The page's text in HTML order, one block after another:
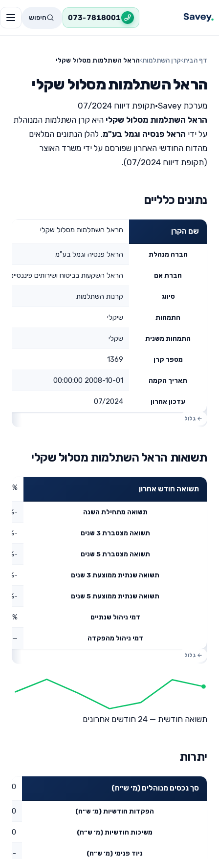
073-7818001 חיפוש
דף הבית›קרן השתלמות›הראל השתלמות מסלול שקלי
הראל השתלמות מסלול שקלי
מערכת Savey •תקופת דיווח 07/2024
הראל השתלמות מסלול שקלי היא קרן השתלמות המנוהלת
על ידי הראל פנסיה וגמל בע"מ. להלן הנתונים המלאים
מהדוח החודשי האחרון שפורסם על ידי משרד האוצר
(תקופת דיווח 07/2024).
נתונים כלליים
שם הקרן הראל השתלמות מסלול שקלי
חברה מנהלת הראל פנסיה וגמל בע"מ
חברת אם הראל השקעות בביטוח ושירותים פיננסיים
סיווג קרנות השתלמות
התמחות שיקלי
התמחות משנית שקלי
מספר קרן 1369
תאריך הקמה 2008-10-01 00:00:00
עדכון אחרון 07/2024
תשואות הראל השתלמות מסלול שקלי
תשואה חודש אחרון 0%
תשואה מתחילת השנה -1.69%
תשואה מצטברת 3 שנים -5.42%
תשואה מצטברת 5 שנים -2.18%
תשואה שנתית ממוצעת 3 שנים -1.84%
תשואה שנתית ממוצעת 5 שנים -0.44%
דמי ניהול שנתיים
דמי ניהול מהפקדה —
תשואה חודשית — 24 חודשים אחרונים
יתרות
סך נכסים מנוהלים (מ׳ ש״ח) 0
הפקדות חודשיות (מ׳ ש״ח) 0
משיכות חודשיות (מ׳ ש״ח) 0
ניוד פנימי (מ׳ ש״ח) -165.3